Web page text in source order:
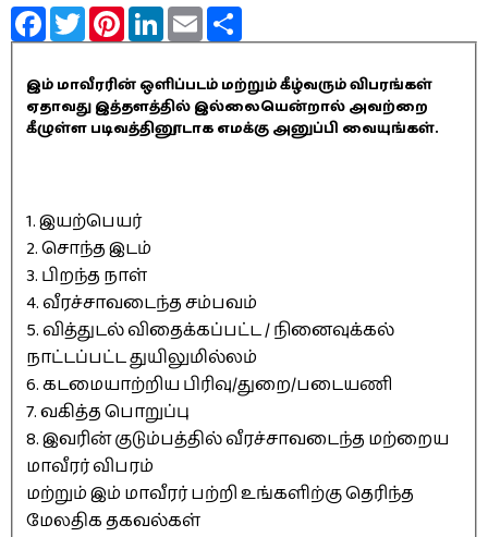
FacebookTwitterPinterestLinkedInEmail
இம் மாவீரரின் ஒளிப்படம் மற்றும் கீழ்வரும் விபரங்கள்
ஏதாவது இத்தளத்தில் இல்லையென்றால் அவற்றை
கீழுள்ள படிவத்தினூடாக எமக்கு அனுப்பி வையுங்கள்.
1. இயற்பெயர்
2. சொந்த இடம்
3. பிறந்த நாள்
4. வீரச்சாவடைந்த சம்பவம்
5. வித்துடல் விதைக்கப்பட்ட / நினைவுக்கல்
நாட்டப்பட்ட துயிலுமில்லம்
6. கடமையாற்றிய பிரிவு/துறை/படையணி
7. வகித்த பொறுப்பு
8. இவரின் குடும்பத்தில் வீரச்சாவடைந்த மற்றைய
மாவீரர் விபரம்
மற்றும் இம் மாவீரர் பற்றி உங்களிற்கு தெரிந்த
மேலதிக தகவல்கள்